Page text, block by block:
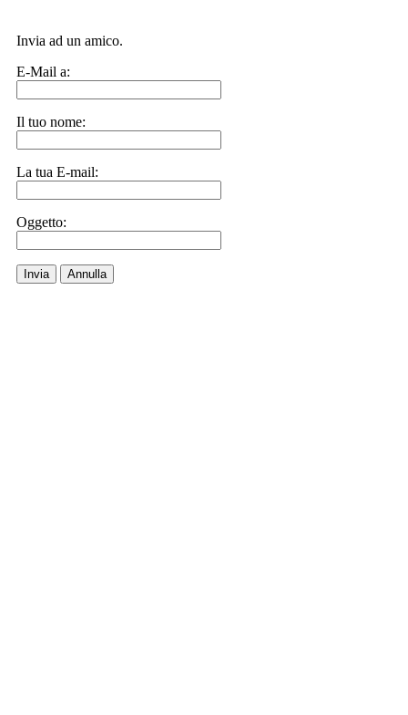
Invia ad un amico.
E-Mail a:
Il tuo nome:
La tua E-mail:
Oggetto:
Invia Annulla